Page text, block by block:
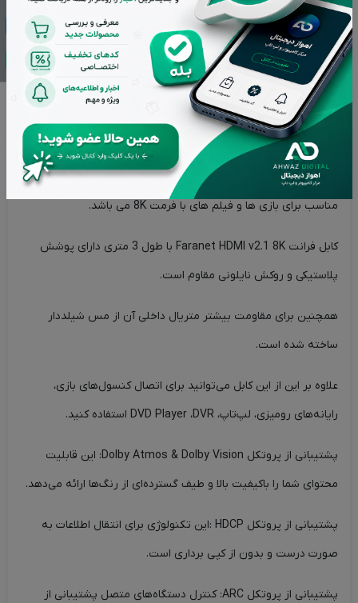
کابل HDMI فرانت مدل 8k طول 3 متر
کابل HDMI فرانت از بهترین کابل های صوتی تصویری می باشد این
کابل از فرمت 8K پشتیبانی کرده و جنس آن کنفی درجه یک می باشد
سوکت های این کابل تمام فلزی بوده و از استحکام قابل توجهی
برخوردار است.
مناسب برای بازی ها و فیلم های با فرمت 8K می باشد.
کابل فرانت Faranet HDMI v2.1 8K با طول 3 متری دارای پوشش
پلاستیکی و روکش نایلونی مقاوم است.
همچنین برای مقاومت بیشتر متریال داخلی آن از مس شیلددار
ساخته شده است.
علاوه بر این از این کابل می‌توانید برای اتصال کنسول‌های بازی،
رایانه‌های رومیزی، لپ‌تاپ، DVD Player ،DVR استفاده کنید.
پشتیبانی از پروتکل Dolby Atmos & Dolby Vision: این قابلیت
محتوای شما را باکیفیت‌ بالا و طیف گسترده‌ای از رنگ‌ها ارائه می‌دهد.
پشتیبانی از پروتکل HDCP :این تکنولوژی برای انتقال اطلاعات به
صورت درست و بدون از کپی برداری است.
پشتیبانی از پروتکل ARC: کنترل دستگاه‌های متصل پشتیبانی از